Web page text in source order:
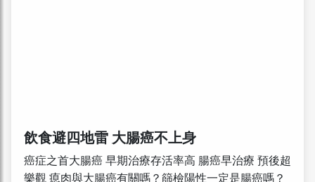
飲食避四地雷 大腸癌不上身
癌症之首大腸癌 早期治療存活率高 腸癌早治療 預後超
樂觀 瘜肉與大腸癌有關嗎？篩檢陽性一定是腸癌嗎？